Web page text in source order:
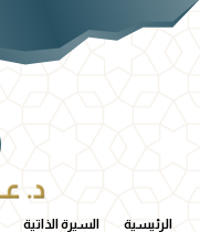
الرئيسية السيرة الذاتية